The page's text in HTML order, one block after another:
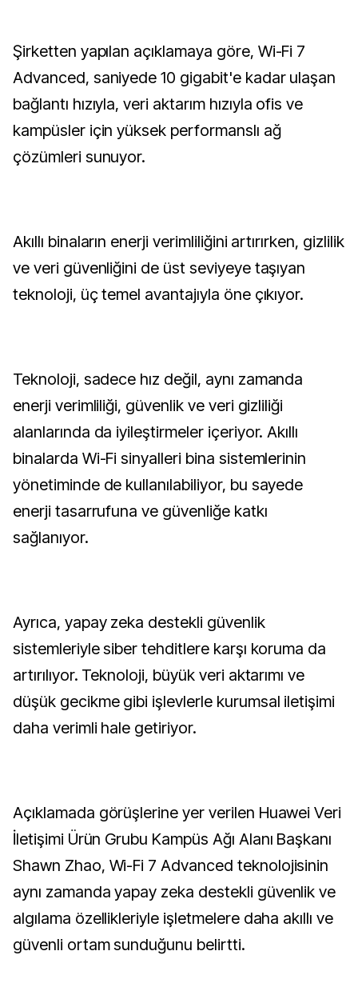
Şirketten yapılan açıklamaya göre, Wi-Fi 7
Advanced, saniyede 10 gigabit'e kadar ulaşan
bağlantı hızıyla, veri aktarım hızıyla ofis ve
kampüsler için yüksek performanslı ağ
çözümleri sunuyor.
Akıllı binaların enerji verimliliğini artırırken, gizlilik
ve veri güvenliğini de üst seviyeye taşıyan
teknoloji, üç temel avantajıyla öne çıkıyor.
Teknoloji, sadece hız değil, aynı zamanda
enerji verimliliği, güvenlik ve veri gizliliği
alanlarında da iyileştirmeler içeriyor. Akıllı
binalarda Wi-Fi sinyalleri bina sistemlerinin
yönetiminde de kullanılabiliyor, bu sayede
enerji tasarrufuna ve güvenliğe katkı
sağlanıyor.
Ayrıca, yapay zeka destekli güvenlik
sistemleriyle siber tehditlere karşı koruma da
artırılıyor. Teknoloji, büyük veri aktarımı ve
düşük gecikme gibi işlevlerle kurumsal iletişimi
daha verimli hale getiriyor.
Açıklamada görüşlerine yer verilen Huawei Veri
İletişimi Ürün Grubu Kampüs Ağı Alanı Başkanı
Shawn Zhao, Wi-Fi 7 Advanced teknolojisinin
aynı zamanda yapay zeka destekli güvenlik ve
algılama özellikleriyle işletmelere daha akıllı ve
güvenli ortam sunduğunu belirtti.